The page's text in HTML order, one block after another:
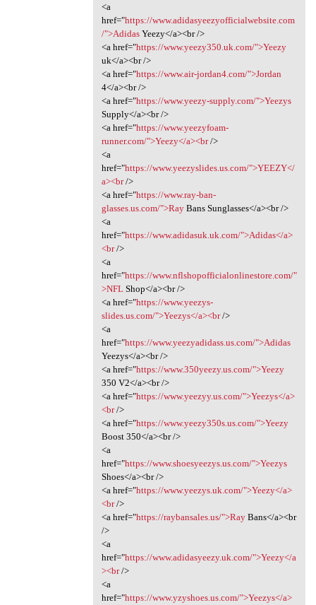
<a
href="https://www.adidasyeezyofficialwebsite.com
/">AdidasYeezy</a><br />
<a href="https://www.yeezy350.uk.com/">Yeezy
uk</a><br />
<a href="https://www.air-jordan4.com/">Jordan
4</a><br />
<a href="https://www.yeezy-supply.com/">Yeezys
Supply</a><br />
<a href="https://www.yeezyfoam-
runner.com/">Yeezy</a><br/>
<a
href="https://www.yeezyslides.us.com/">YEEZY</
a><br/>
<a href="https://www.ray-ban-
glasses.us.com/">RayBans Sunglasses</a><br />
<a
href="https://www.adidasuk.uk.com/">Adidas</a>
<br/>
<a
href="https://www.nflshopofficialonlinestore.com/"
>NFLShop</a><br />
<a href="https://www.yeezys-
slides.us.com/">Yeezys</a><br/>
<a
href="https://www.yeezyadidass.us.com/">Adidas
Yeezys</a><br />
<a href="https://www.350yeezy.us.com/">Yeezy
350 V2</a><br />
<a href="https://www.yeezyy.us.com/">Yeezys</a>
<br/>
<a href="https://www.yeezy350s.us.com/">Yeezy
Boost 350</a><br />
<a
href="https://www.shoesyeezys.us.com/">Yeezys
Shoes</a><br />
<a href="https://www.yeezys.uk.com/">Yeezy</a>
<br/>
<a href="https://raybansales.us/">RayBans</a><br
/>
<a
href="https://www.adidasyeezy.uk.com/">Yeezy</a
><br/>
<a
href="https://www.yzyshoes.us.com/">Yeezys</a>